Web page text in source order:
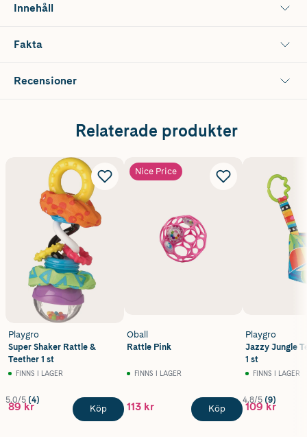
Innehåll
Fakta
Recensioner
Relaterade produkter
Playgro
Super Shaker Rattle &
Teether 1 st
FINNS I LAGER
5.0/5 (4)
89 kr Köp
Nice Price
Oball
Rattle Pink
FINNS I LAGER
113 kr Köp
Playgro
Jazzy Jungle
1 st
FINNS I LAGER
4.8/5 (9)
109 kr